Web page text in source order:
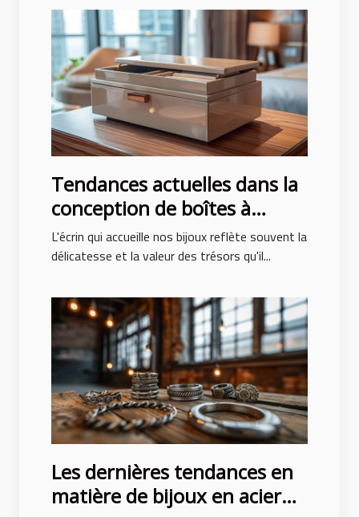
Tendances actuelles dans la
conception de boîtes à
bijoux pour hommes et
femmes
L'écrin qui accueille nos bijoux reflète souvent la
délicatesse et la valeur des trésors qu'il...
Les dernières tendances en
matière de bijoux en acier